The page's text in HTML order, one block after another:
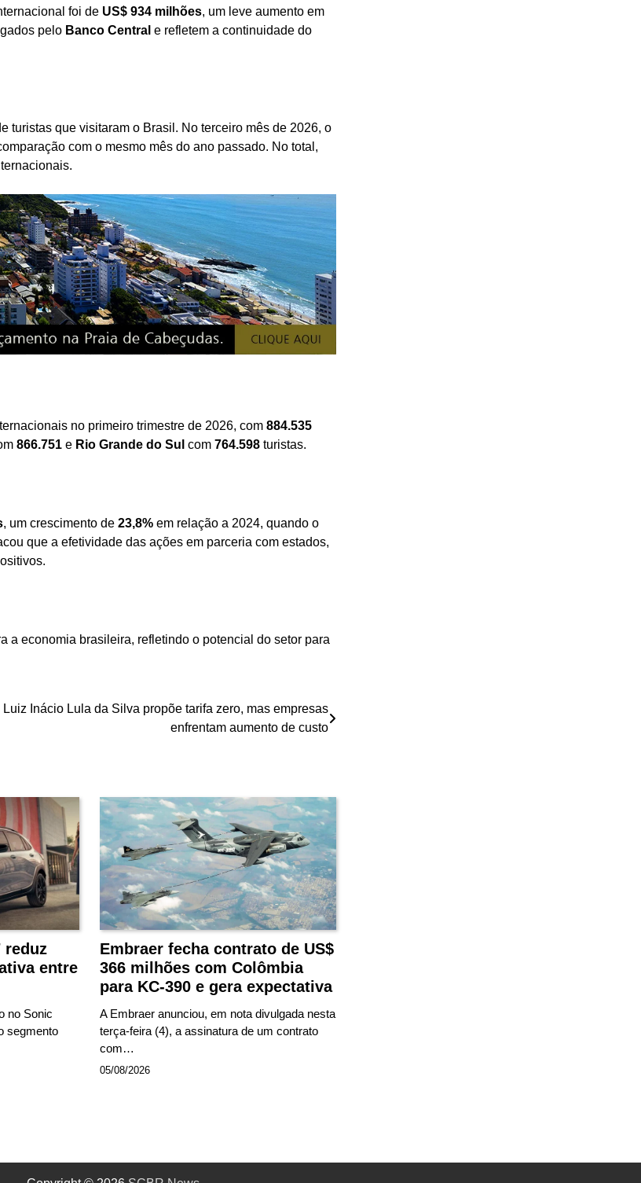
foi de US$ 934 milhões, um leve aumento em
pelo Banco Central e refletem a continuidade do
turistas que visitaram o Brasil. No terceiro mês de 2026, o
com o mesmo mês do ano passado. No total,
no primeiro trimestre de 2026, com 884.535
866.751 e Rio Grande do Sul com 764.598 turistas.
, um crescimento de 23,8% em relação a 2024, quando o
que a efetividade das ações em parceria com estados,
a economia brasileira, refletindo o potencial do setor para
Luiz Inácio Lula da Silva propõe tarifa zero, mas empresas
enfrentam aumento de custo
reduz
entre
no Sonic
segmento
Embraer fecha contrato de US$
366 milhões com Colômbia
para KC-390 e gera expectativa
A Embraer anunciou, em nota divulgada nesta
terça-feira (4), a assinatura de um contrato
com…
05/08/2026